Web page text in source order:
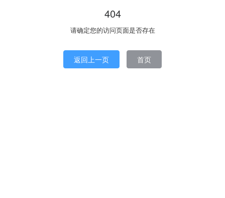
404
请确定您的访问页面是否存在
返回上一页 首页